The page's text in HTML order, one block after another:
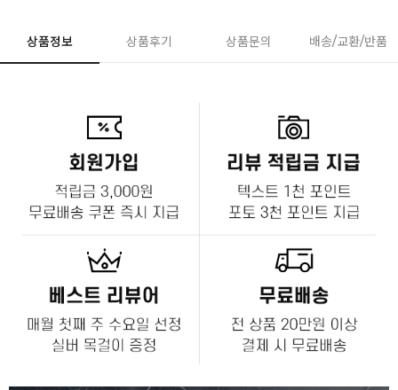
상품정보 상품후기 상품문의 배송/교환/반품